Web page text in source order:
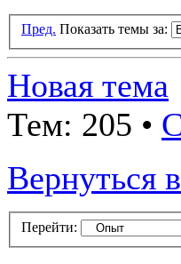
Пред. Показать темы за:
Новая тема
Тем: 205 •
Вернуться
Перейти: